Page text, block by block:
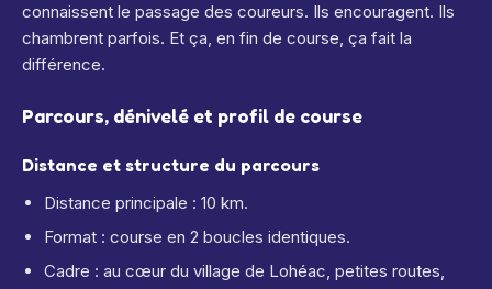
connaissent le passage des coureurs. Ils encouragent. Ils
chambrent parfois. Et ça, en fin de course, ça fait la
différence.
Parcours, dénivelé et profil de course
Distance et structure du parcours
Distance principale : 10 km.
Format : course en 2 boucles identiques.
Cadre : au cœur du village de Lohéac, petites routes,